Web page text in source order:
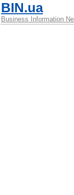
BIN.ua
Business Information